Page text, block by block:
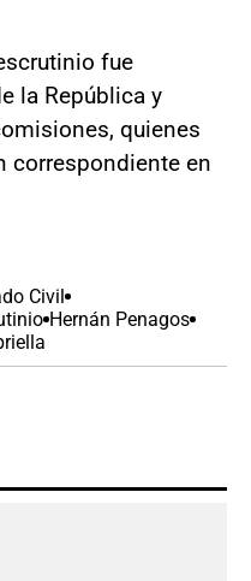
fue
la República y
quienes
correspondiente en
Civil
Hernán Penagos